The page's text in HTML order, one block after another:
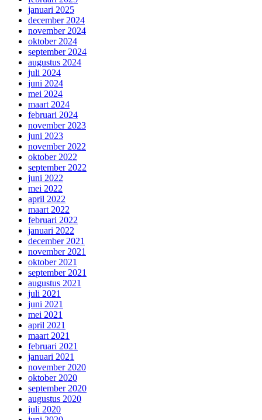
januari 2025
december 2024
november 2024
oktober 2024
september 2024
augustus 2024
juli 2024
juni 2024
mei 2024
maart 2024
februari 2024
november 2023
juni 2023
november 2022
oktober 2022
september 2022
juni 2022
mei 2022
april 2022
maart 2022
februari 2022
januari 2022
december 2021
november 2021
oktober 2021
september 2021
augustus 2021
juli 2021
juni 2021
mei 2021
april 2021
maart 2021
februari 2021
januari 2021
november 2020
oktober 2020
september 2020
augustus 2020
juli 2020